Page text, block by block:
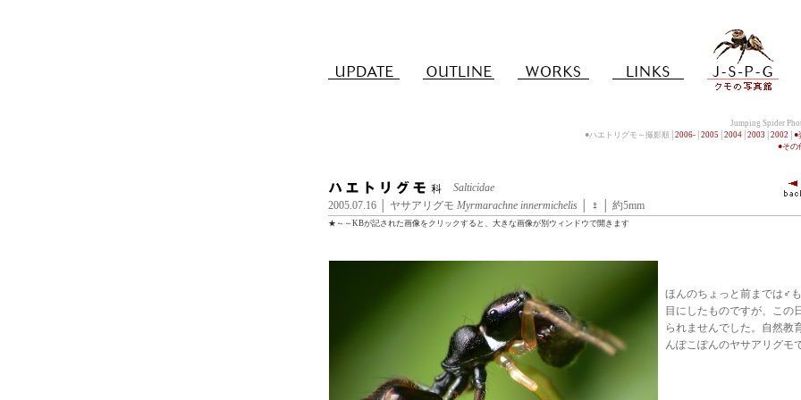
Jumping Spider
●ハエトリグモ～撮影順│ 2006- 2005 2004 2003 2002
●
●その
Salticidae
2005.07.16 │ ヤサアリグモ Myrmarachne innermichelis │ ♀ │ 約5mm
★～～KBが記された画像をクリックすると、大きな画像が別ウィンドウで開きます
ほんのちょっと前までは♂
目にしたものですが、この
られませんでした。自然教
んぽこぽんのヤサアリグモ